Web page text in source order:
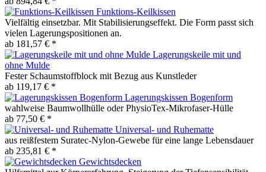
Funktions-Keilkissen
Vielfältig einsetzbar. Mit Stabilisierungseffekt. Die Form passt sich
vielen Lagerungspositionen an.
ab 181,57 € *
Lagerungskeile mit und
ohne Mulde
Fester Schaumstoffblock mit Bezug aus Kunstleder
ab 119,17 € *
Lagerungskissen Bogenform
wahlweise Baumwollhülle oder PhysioTex-Mikrofaser-Hülle
ab 77,50 € *
Universal- und Ruhematte
aus reißfestem Suratec-Nylon-Gewebe für eine lange Lebensdauer
ab 235,81 € *
Gewichtsdecken